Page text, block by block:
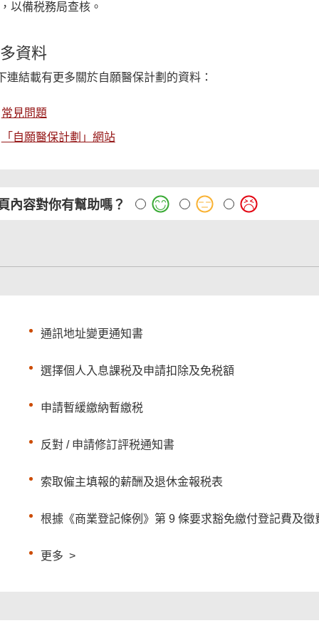
以備税務局查核。
資料
連結載有更多關於自願醫保計劃的資料：
常見問題
「自願醫保計劃」網站
內容對你有幫助嗎？
通訊地址變更通知書
選擇個人入息課税及申請扣除及免税額
申請暫緩繳納暫繳税
反對 / 申請修訂評税通知書
索取僱主填報的薪酬及退休金報税表
根據《商業登記條例》第 9 條要求豁免繳付登記費及徵
更多 >